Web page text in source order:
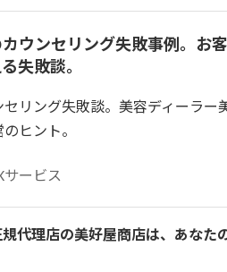
ウンセリング失敗事例。お客
失敗談。
リング失敗談。美容ディーラー
ヒント。
ービス
代理店の美好屋商店は、あな